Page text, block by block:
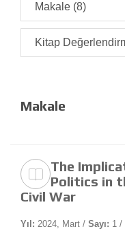
Makale (8)
Kitap
Makale
The
Politics in
Civil War
Yıl: 2024, Mart / Sayı: 1 /